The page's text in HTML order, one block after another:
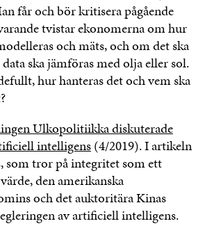
får och bör kritisera pågående
tvistar ekonomerna om hur
och mäts, och om det ska
ska jämföras med olja eller sol.
hur hanteras det och vem ska
Ulkopolitiikka diskuterade
intelligens(4/2019). I artikeln
som tror på integritet som ett
den amerikanska
och det auktoritära Kinas
av artificiell intelligens.